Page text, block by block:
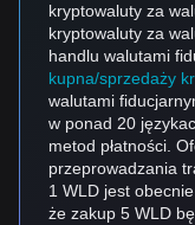
kryptowaluty za
kryptowaluty za
handlu walutami
kupna/sprzedaży
walutami
w ponad 20
metod płatności.
przeprowadzania
1 WLD jest
że zakup 5 WLD